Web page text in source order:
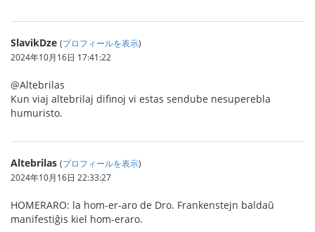
SlavikDze (プロフィールを表示)
2024年10月16日 17:41:22
@Altebrilas
Kun viaj altebrilaj difinoj vi estas sendube nesuperebla
humuristo.
Altebrilas (プロフィールを表示)
2024年10月16日 22:33:27
HOMERARO: la hom-er-aro de Dro. Frankenstejn baldaŭ
manifestiĝis kiel hom-eraro.